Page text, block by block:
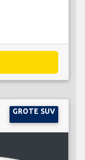
GROTE SUV